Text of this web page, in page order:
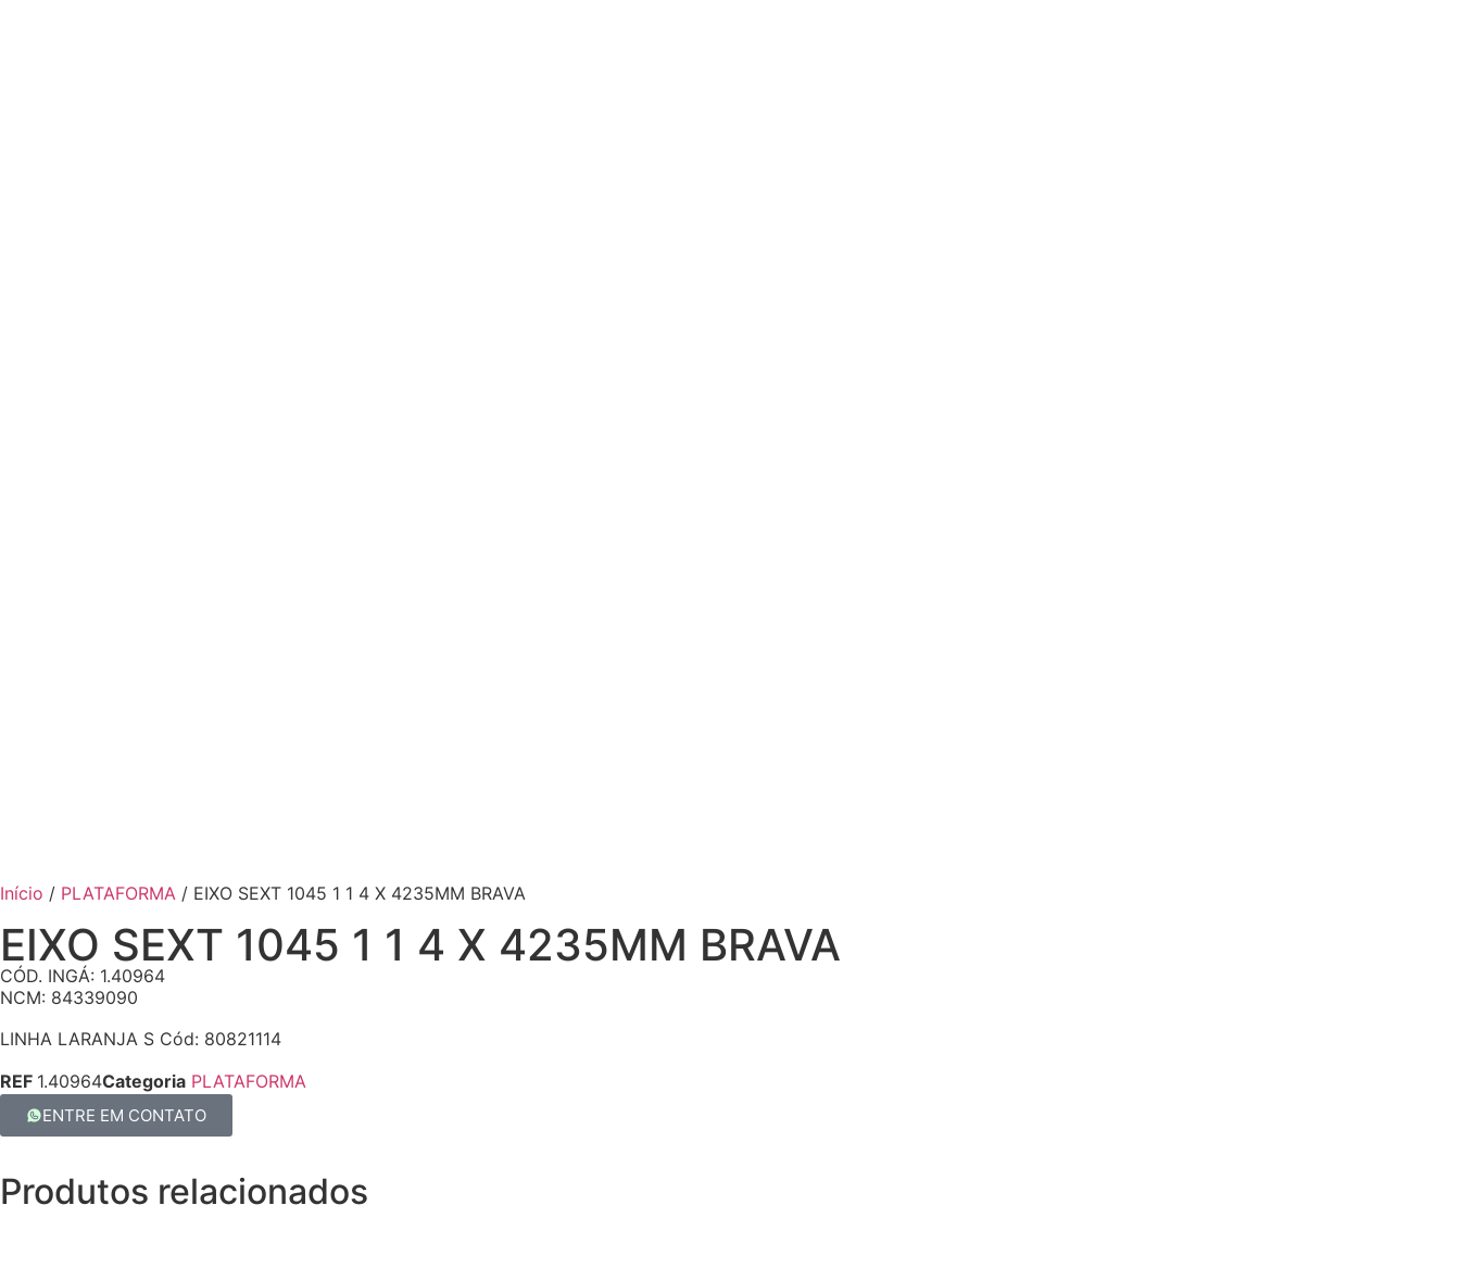
Início / PLATAFORMA / EIXO SEXT 1045 1 1 4 X 4235MM BRAVA
EIXO SEXT 1045 1 1 4 X 4235MM BRAVA
CÓD. INGÁ: 1.40964
NCM: 84339090
LINHA LARANJA S Cód: 80821114
REF 1.40964Categoria PLATAFORMA
ENTRE EM CONTATO
Produtos relacionados